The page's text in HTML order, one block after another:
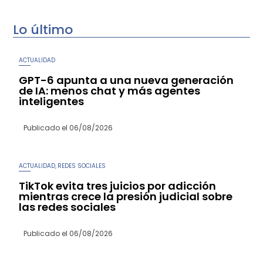
Lo último
ACTUALIDAD
GPT-6 apunta a una nueva generación
de IA: menos chat y más agentes
inteligentes
Publicado el 06/08/2026
ACTUALIDAD REDES SOCIALES
TikTok evita tres juicios por adicción
mientras crece la presión judicial sobre
las redes sociales
Publicado el 06/08/2026